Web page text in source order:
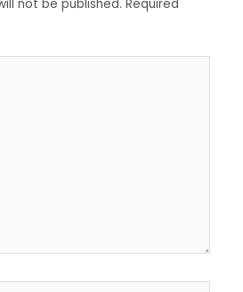
not be published. Required